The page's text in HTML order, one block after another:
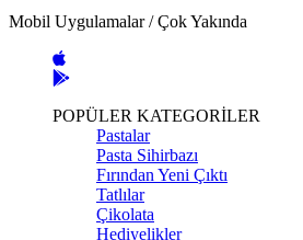
Mobil Uygulamalar / Çok Yakında
POPÜLER KATEGORİLER
Pastalar
Pasta Sihirbazı
Fırından Yeni Çıktı
Tatlılar
Çikolata
Hediyelikler